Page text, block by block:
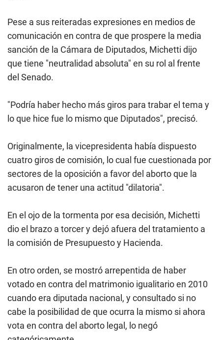
Pese a sus reiteradas expresiones en medios de
comunicación en contra de que prospere la media
sanción de la Cámara de Diputados, Michetti dijo
que tiene "neutralidad absoluta" en su rol al frente
del Senado.
"Podría haber hecho más giros para trabar el tema y
lo que hice fue lo mismo que Diputados", precisó.
Originalmente, la vicepresidenta había dispuesto
cuatro giros de comisión, lo cual fue cuestionada por
sectores de la oposición a favor del aborto que la
acusaron de tener una actitud "dilatoria".
En el ojo de la tormenta por esa decisión, Michetti
dio el brazo a torcer y dejó afuera del tratamiento a
la comisión de Presupuesto y Hacienda.
En otro orden, se mostró arrepentida de haber
votado en contra del matrimonio igualitario en 2010
cuando era diputada nacional, y consultado si no
cabe la posibilidad de que ocurra la mismo si ahora
vota en contra del aborto legal, lo negó